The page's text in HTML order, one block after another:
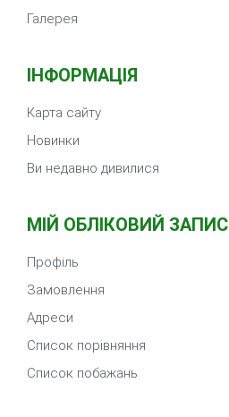
Галерея
ІНФОРМАЦІЯ
Карта сайту
Новинки
Ви недавно дивилися
МІЙ ОБЛІКОВИЙ ЗАПИС
Профіль
Замовлення
Адреси
Список порівняння
Список побажань